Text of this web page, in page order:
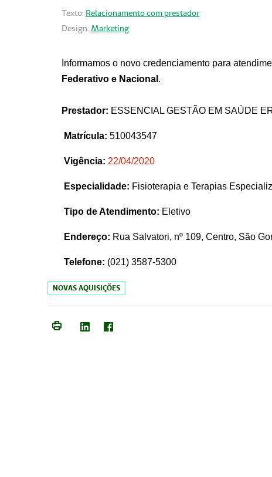
Texto: Relacionamento com prestador
Design: Marketing
Informamos o novo credenciamento para
Federativo e Nacional .
Prestador: ESSENCIAL GESTÃO EM SAÚDE
Matrícula: 510043547
Vigência: 22/04/2020
Especialidade: Fisioterapia e Terapias
Tipo de Atendimento: Eletivo
Endereço: Rua Salvatori, nº 109, Centro, São
Telefone: (021) 3587-5300
NOVAS AQUISIÇÕES